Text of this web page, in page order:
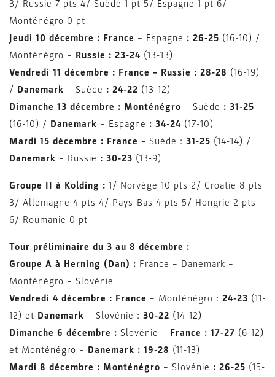
3/ Russie 7 pts 4/ Suède 1 pt 5/ Espagne 1 pt 6/
Monténégro 0 pt
Jeudi 10 décembre : France – Espagne : 26-25 (16-10) /
Monténégro – Russie : 23-24 (13-13)
Vendredi 11 décembre : France – Russie : 28-28 (16-19)
/ Danemark – Suède : 24-22 (13-12)
Dimanche 13 décembre : Monténégro – Suède : 31-25
(16-10) / Danemark – Espagne : 34-24 (17-10)
Mardi 15 décembre : France – Suède : 31-25 (14-14) /
Danemark – Russie : 30-23 (13-9)
Groupe II à Kolding : 1/ Norvège 10 pts 2/ Croatie 8 pts
3/ Allemagne 4 pts 4/ Pays-Bas 4 pts 5/ Hongrie 2 pts
6/ Roumanie 0 pt
Tour préliminaire du 3 au 8 décembre :
Groupe A à Herning (Dan) : France – Danemark –
Monténégro – Slovénie
Vendredi 4 décembre : France – Monténégro : 24-23 (11-
12) et Danemark – Slovénie : 30-22 (14-12)
Dimanche 6 décembre : Slovénie – France : 17-27 (6-12)
et Monténégro – Danemark : 19-28 (11-13)
Mardi 8 décembre : Monténégro – Slovénie : 26-25 (15-